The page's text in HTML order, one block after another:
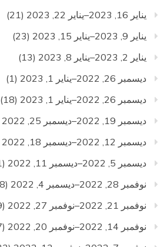
يناير 16, 2023–يناير 22, 2023
(21)
يناير 9, 2023–يناير 15, 2023
(23)
يناير 2, 2023–يناير 8, 2023
(13)
ديسمبر 26, 2022–يناير 1, 2023
(1)
ديسمبر 26, 2022–يناير 1, 2023
(18)
ديسمبر 19, 2022–ديسمبر 25, 2022
ديسمبر 12, 2022–ديسمبر 18, 2022
ديسمبر 5, 2022–ديسمبر 11, 2022
(21)
نوفمبر 28, 2022–ديسمبر 4, 2022
(18)
نوفمبر 21, 2022–نوفمبر 27, 2022
(9)
نوفمبر 14, 2022–نوفمبر 20, 2022
(27)